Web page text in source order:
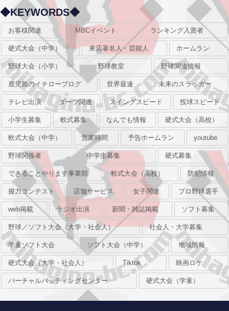
◆KEYWORDS◆
お客様関連 MBCイベント ランキング入賞者
硬式大会（中学） 来店著名人・芸能人 ホームラン
野球大会（小学） 野球教室 野球関連情報
鹿児島のイチローブログ 世界最速 未来のスラッガー
テレビ出演 ダーツ関連 スイングスピード 投球スピード
小学生募集 軟式募集 なんでも情報 硬式大会（高校）
軟式大会（中学） 営業時間 予告ホームラン youtube
野球関係者 中学生募集 硬式募集
できることやります事業部 軟式大会（高校） 防犯情報
握力コンテスト 店舗サービス 女子関連 プロ野球選手
web掲載 ラジオ出演 新聞・雑誌掲載 ソフト募集
野球／ソフト大会（大学・社会人） 社会人・大学募集
学童ソフト大会 ソフト大会（中学） 地域情報
硬式大会（大学・社会人） Tiktok 映画ロケ
バーチャルバッティングセンター 硬式大会（学童）